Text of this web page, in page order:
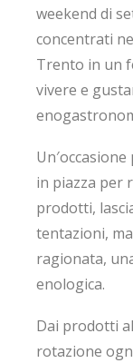
weekend di
concentrati
Trento in un
vivere e
in piazza per
prodotti,
tentazioni,
ragionata,
enologica.
Dai prodotti
rotazione